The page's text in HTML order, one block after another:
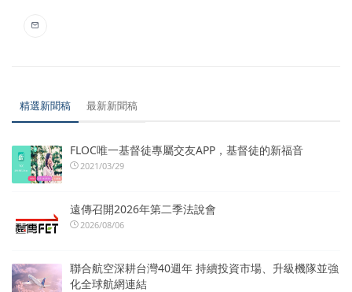
精選新聞稿 最新新聞稿
FLOC唯一基督徒專屬交友APP，基督徒的新福音
2021/03/29
遠傳召開2026年第二季法說會
2026/08/06
聯合航空深耕台灣40週年 持續投資市場、升級機隊並強
化全球航網連結